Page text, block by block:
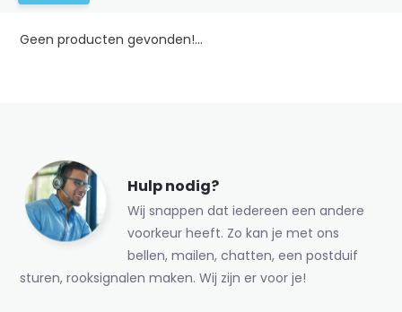
Geen producten gevonden!...
Hulp nodig?
Wij snappen dat iedereen een andere
voorkeur heeft. Zo kan je met ons
bellen, mailen, chatten, een postduif
sturen, rooksignalen maken. Wij zijn er voor je!